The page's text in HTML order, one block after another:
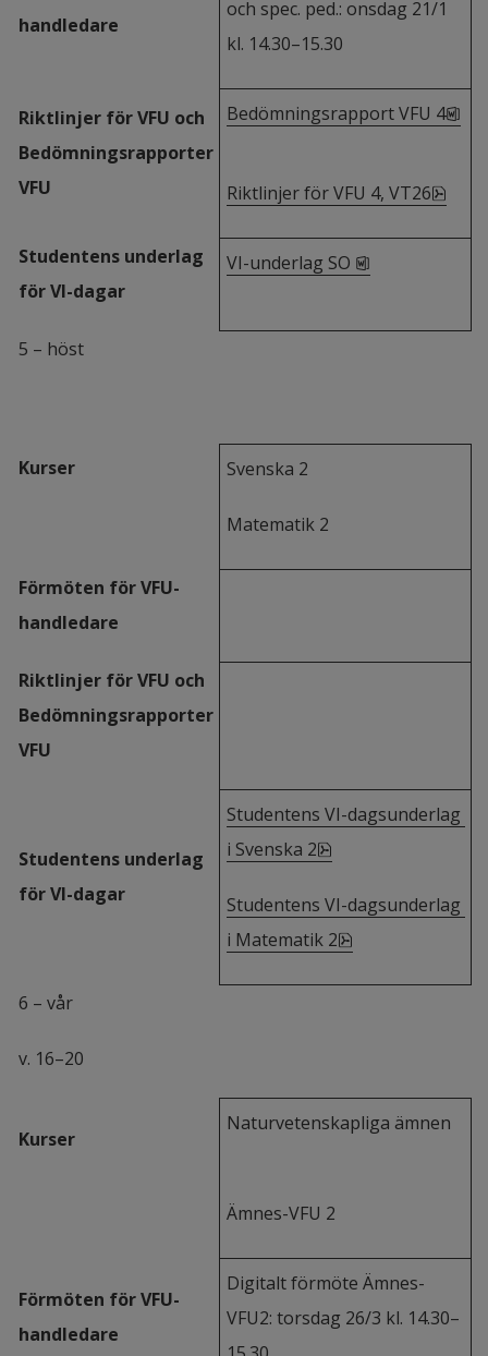
handledare
och spec. ped.: onsdag 21/1
kl. 14.30–15.30
Riktlinjer för VFU och
Bedömningsrapporter
VFU
Bedömningsrapport VFU 4
Riktlinjer för VFU 4, VT26
Studentens underlag
för VI-dagar
VI-underlag SO
5 – höst
Kurser Svenska 2
Matematik 2
Förmöten för VFU-
handledare
Riktlinjer för VFU och
Bedömningsrapporter
VFU
Studentens underlag
för VI-dagar
Studentens VI-dagsunderlag
i Svenska 2
Studentens VI-dagsunderlag
i Matematik 2
6 – vår
v. 16–20
Kurser
Naturvetenskapliga ämnen
Ämnes-VFU 2
Förmöten för VFU-
handledare
Digitalt förmöte Ämnes-
VFU2: torsdag 26/3 kl. 14.30–